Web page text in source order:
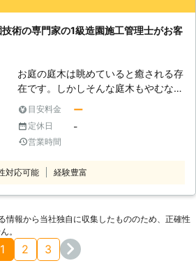
「仕事で立ち合える時間がない」、
「実家が遠い」などの立ち合いが難し
いたします。 高くて手の届かない場
所や、危険な場所などでも大丈夫で
す！熟練の技術を持ったスタッフがど
地調査や見積りは無料です。 伐採110
番では分かりやすい料金設定でお見積
後に追加料金が発生することはありま
調査・見積もりに費用をいただく場合
がございます
術の専門家の1級造園施工管理士がお客
お庭の庭木は眺めていると癒される存
在です。しかしそんな庭木もやむなく
伐採が必要となることがあります。
「木の幹が伸びすぎて庭木が近所の敷
地に入りそうだよ」 「枯れてる木だ
からいつ倒れるか分からなくて怖いな
あると、安全のためにできるだけ早く
こなうと木を切る方向を間違えてしま
なってしまう前に、株式会社庭屋中村
がお助けいたします。株式会社庭屋中
目安料金 ー
定休日 -
営業時間
対応可能 経験豊富
情報から当社独⾃に収集したもののため、正確性
。
1 2 3